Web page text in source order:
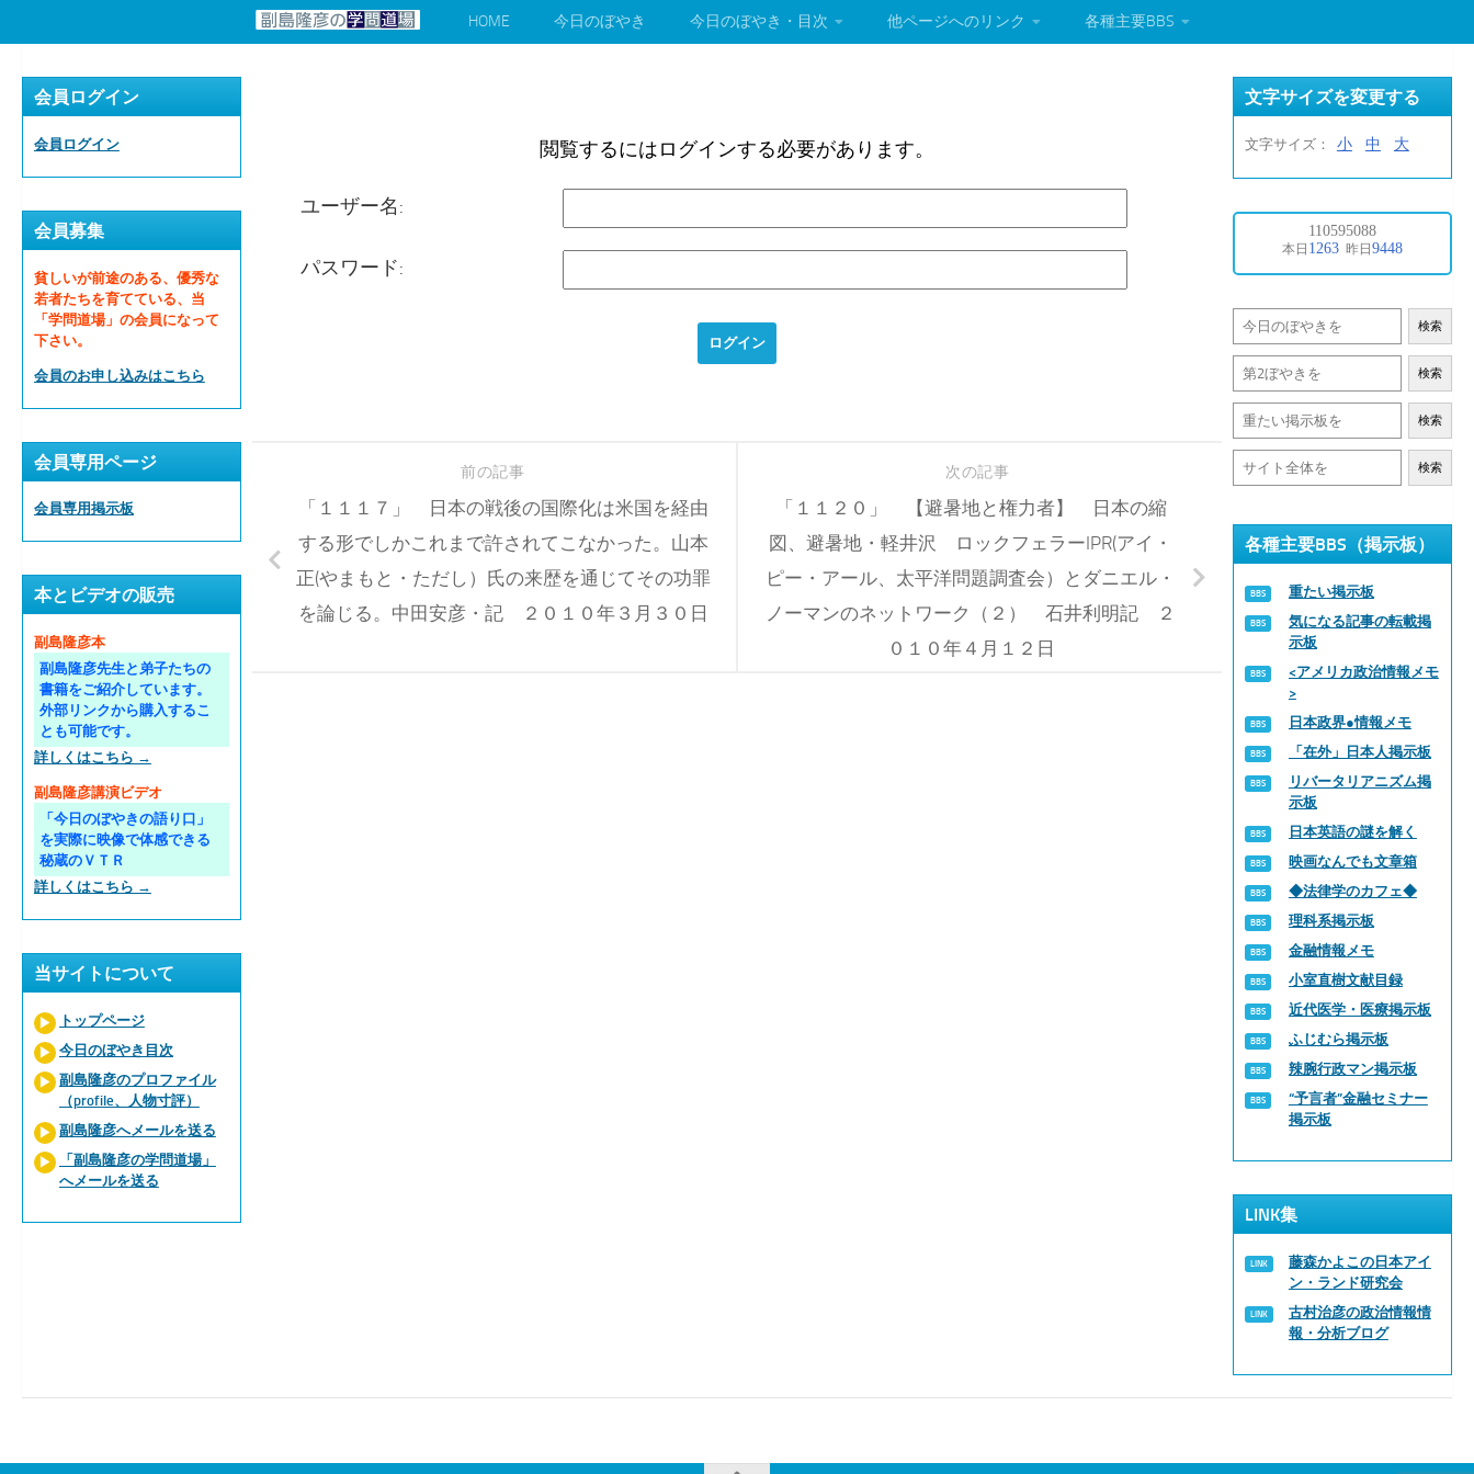
HOME 今日のぼやき 今日のぼやき・目次 他ページへのリンク 各種主要BBS
閲覧するにはログインする必要があります。
ユーザー名:
パスワード:
次の記事
「１１２０」 【避暑地と権力者】 日本の縮
図、避暑地・軽井沢 ロックフェラーIPR(アイ・
ピー・アール、太平洋問題調査会）とダニエル・
ノーマンのネットワーク（２） 石井利明記 ２
０１０年４月１２日
前の記事
「１１１７」 日本の戦後の国際化は米国を経由
する形でしかこれまで許されてこなかった。山本
正(やまもと・ただし）氏の来歴を通じてその功罪
を論じる。中田安彦・記 ２０１０年３月３０日
会員ログイン
会員ログイン
会員募集
貧しいが前途のある、優秀な
若者たちを育てている、当
「学問道場」の会員になって
下さい。
会員のお申し込みはこちら
会員専用ページ
会員専用掲示板
本とビデオの販売
副島隆彦本
副島隆彦先生と弟子たちの
書籍をご紹介しています。
外部リンクから購入するこ
とも可能です。
詳しくはこちら →
副島隆彦講演ビデオ
「今日のぼやきの語り口」
を実際に映像で体感できる
秘蔵のＶＴＲ
詳しくはこちら →
当サイトについて
トップページ
今日のぼやき目次
副島隆彦のプロファイル
（profile、人物寸評）
副島隆彦へメールを送る
「副島隆彦の学問道場」
へメールを送る
文字サイズを変更する
文字サイズ： 小 中 大
検索
検索
検索
検索
各種主要BBS（掲示板）
重たい掲示板
気になる記事の転載掲
示板
<アメリカ政治情報メモ
>
日本政界●情報メモ
「在外」日本人掲示板
リバータリアニズム掲
示板
日本英語の謎を解く
映画なんでも文章箱
◆法律学のカフェ◆
理科系掲示板
金融情報メモ
小室直樹文献目録
近代医学・医療掲示板
ふじむら掲示板
辣腕行政マン掲示板
“予言者”金融セミナー
掲示板
LINK集
藤森かよこの日本アイ
ン・ランド研究会
古村治彦の政治情報情
報・分析ブログ